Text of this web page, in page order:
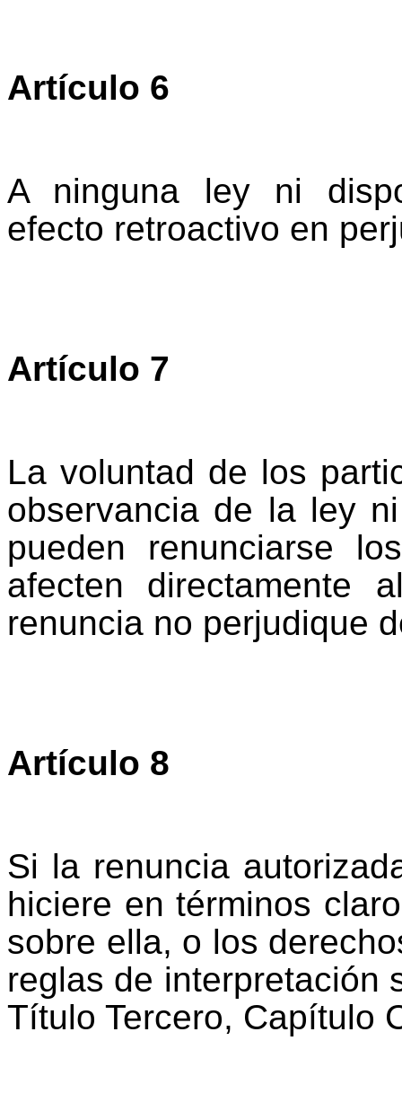
Artículo 6
A ninguna ley ni
efecto retroactivo en
Artículo 7
La voluntad de los
observancia de la ley
pueden renunciarse
afecten directamente
renuncia no perjudique
Artículo 8
Si la renuncia
hiciere en términos
sobre ella, o los
reglas de interpretación
Título Tercero, Capítulo